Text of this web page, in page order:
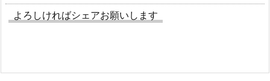
よろしければシェアお願いします